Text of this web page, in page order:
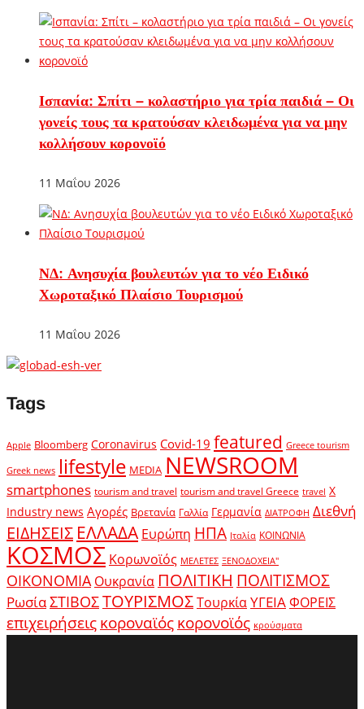
Ισπανία: Σπίτι – κολαστήριο για τρία παιδιά – Οι
γονείς τους τα κρατούσαν κλειδωμένα για να μην
κολλήσουν κορονοϊό
11 Μαΐου 2026
ΝΔ: Ανησυχία βουλευτών για το νέο Ειδικό
Χωροταξικό Πλαίσιο Τουρισμού
11 Μαΐου 2026
Tags
Apple Bloomberg Coronavirus Covid-19 featured Greece tourism
Greek news lifestyle MEDIA NEWSROOM
smartphones tourism and travel tourism and travel Greece travel X
Industry news Αγορές Βρετανία Γαλλία Γερμανία ΔΙΑΤΡΟΦΗ Διεθνή
ΕΙΔΗΣΕΙΣ ΕΛΛΑΔΑ Ευρώπη ΗΠΑ Ιταλία ΚΟΙΝΩΝΙΑ
ΚΟΣΜΟΣ Κορωνοϊός ΜΕΛΕΤΕΣ ΞΕΝΟΔΟΧΕΙΑ"
ΟΙΚΟΝΟΜΙΑ Ουκρανία ΠΟΛΙΤΙΚΗ ΠΟΛΙΤΙΣΜΟΣ
ΡωσίαΣΤΙΒΟΣΤΟΥΡΙΣΜΟΣΤουρκίαΥΓΕΙΑΦΟΡΕΙΣ
επιχειρήσειςκοροναϊόςκορονοϊός κρούσματα